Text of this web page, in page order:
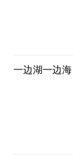
一边湖一边